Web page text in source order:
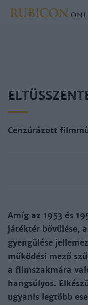
Cenzúrázott
Amíg az 1953 és
játéktér bővülése,
gyengülése
működési mező
a filmszakmára
hangsúlyos.
ugyanis legtöbb